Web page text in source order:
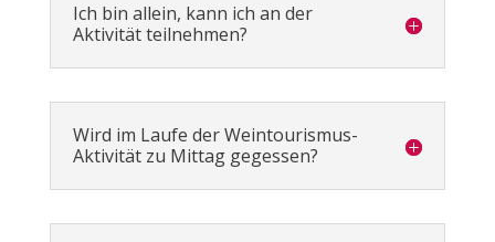
Ich bin allein, kann ich an der
Aktivität teilnehmen?
Wird im Laufe der Weintourismus-
Aktivität zu Mittag gegessen?